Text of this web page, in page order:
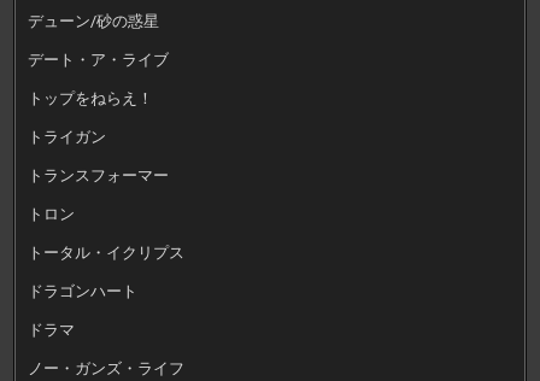
デューン/砂の惑星
デート・ア・ライブ
トップをねらえ！
トライガン
トランスフォーマー
トロン
トータル・イクリプス
ドラゴンハート
ドラマ
ノー・ガンズ・ライフ